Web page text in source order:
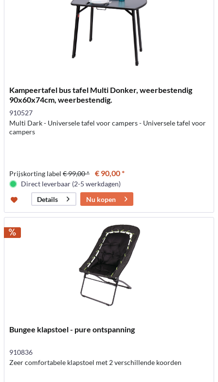
Kampeertafel bus tafel Multi Donker, weerbestendig
90x60x74cm, weerbestendig.
910527
Multi Dark - Universele tafel voor campers - Universele tafel voor
campers
Prijskorting label€ 99,00 * € 90,00 *
Direct leverbaar (2-5 werkdagen)
Details
Nu kopen
Bungee klapstoel - pure ontspanning
910836
Zeer comfortabele klapstoel met 2 verschillende koorden